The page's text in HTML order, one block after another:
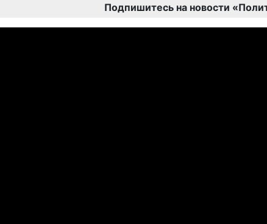
Подпишитесь на новости